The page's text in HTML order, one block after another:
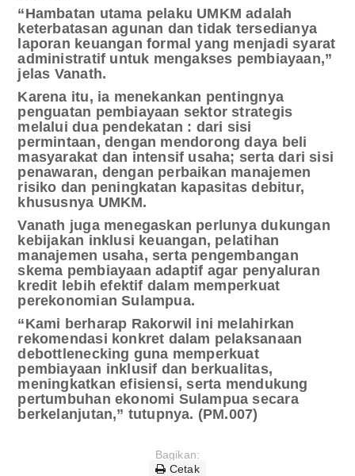
“Hambatan utama pelaku UMKM adalah
keterbatasan agunan dan tidak tersedianya
laporan keuangan formal yang menjadi syarat
administratif untuk mengakses pembiayaan,”
jelas Vanath.
Karena itu, ia menekankan pentingnya
penguatan pembiayaan sektor strategis
melalui dua pendekatan : dari sisi
permintaan, dengan mendorong daya beli
masyarakat dan intensif usaha; serta dari sisi
penawaran, dengan perbaikan manajemen
risiko dan peningkatan kapasitas debitur,
khususnya UMKM.
Vanath juga menegaskan perlunya dukungan
kebijakan inklusi keuangan, pelatihan
manajemen usaha, serta pengembangan
skema pembiayaan adaptif agar penyaluran
kredit lebih efektif dalam memperkuat
perekonomian Sulampua.
“Kami berharap Rakorwil ini melahirkan
rekomendasi konkret dalam pelaksanaan
debottlenecking guna memperkuat
pembiayaan inklusif dan berkualitas,
meningkatkan efisiensi, serta mendukung
pertumbuhan ekonomi Sulampua secara
berkelanjutan,” tutupnya. (PM.007)
Bagikan:
Cetak